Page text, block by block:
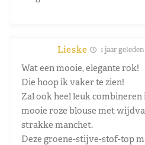
Lieske 1 jaar geleden
Wat een mooie, elegante rok!
Die hoop ik vaker te zien!
Zal ook heel leuk combineren
mooie roze blouse met
strakke manchet.
Deze groene-stijve-stof-top